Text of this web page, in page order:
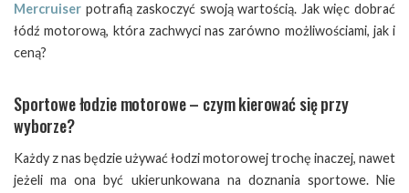
Mercruiser potrafią zaskoczyć swoją wartością. Jak więc dobrać
łódź motorową, która zachwyci nas zarówno możliwościami, jak i
ceną?
Sportowe łodzie motorowe – czym kierować się przy
wyborze?
Każdy z nas będzie używać łodzi motorowej trochę inaczej, nawet
jeżeli ma ona być ukierunkowana na doznania sportowe. Nie